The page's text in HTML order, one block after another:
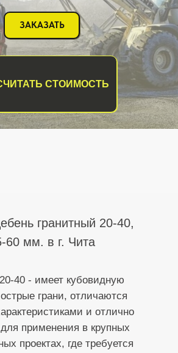
СТОИМОСТЬ
ЗАКАЗАТЬ
гранитный 20-40,
60 мм. в г. Чита
40 - имеет кубовидную
грани, отличаются
и отлично
применения в крупных
проектах, где требуется